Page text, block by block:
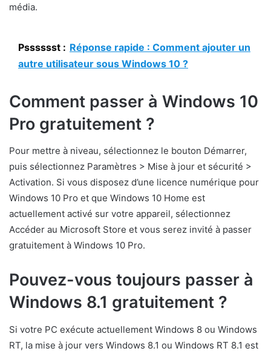
média.
Psssssst : Réponse rapide : Comment ajouter un
autre utilisateur sous Windows 10 ?
Comment passer à Windows 10
Pro gratuitement ?
Pour mettre à niveau, sélectionnez le bouton Démarrer,
puis sélectionnez Paramètres > Mise à jour et sécurité >
Activation. Si vous disposez d’une licence numérique pour
Windows 10 Pro et que Windows 10 Home est
actuellement activé sur votre appareil, sélectionnez
Accéder au Microsoft Store et vous serez invité à passer
gratuitement à Windows 10 Pro.
Pouvez-vous toujours passer à
Windows 8.1 gratuitement ?
Si votre PC exécute actuellement Windows 8 ou Windows
RT, la mise à jour vers Windows 8.1 ou Windows RT 8.1 est